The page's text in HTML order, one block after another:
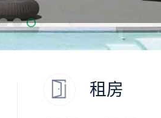
租房